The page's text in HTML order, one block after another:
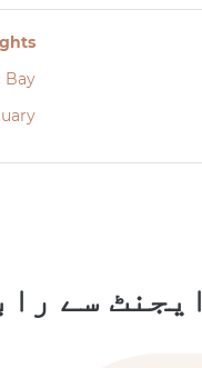
Bay
ایجنٹ سے